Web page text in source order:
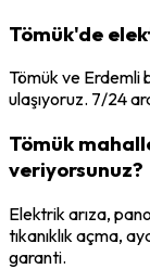
Tömük'de
Tömük ve Erdemli
ulaşıyoruz. 7/24
Tömük
veriyorsunuz?
Elektrik arıza,
tıkanıklık açma,
garanti.